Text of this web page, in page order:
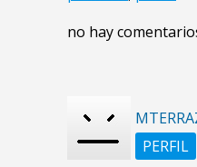
no hay
PERFIL